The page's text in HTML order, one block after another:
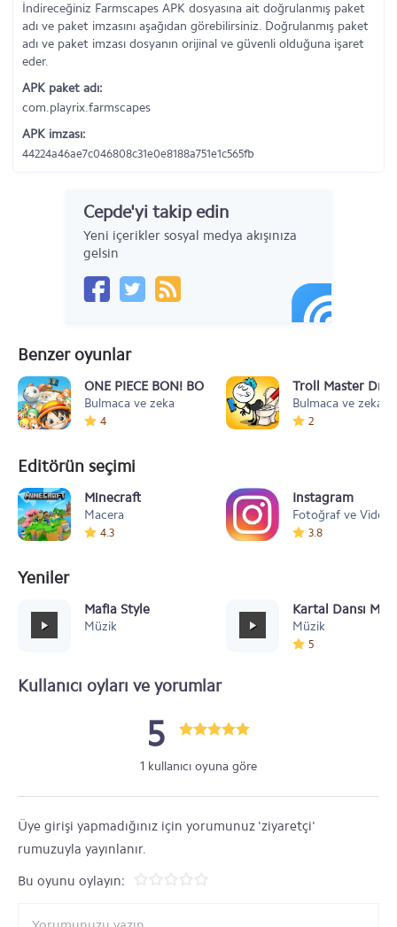
İndireceğiniz Farmscapes APK dosyasına ait doğrulanmış paket
adı ve paket imzasını aşağıdan görebilirsiniz. Doğrulanmış paket
adı ve paket imzası dosyanın orijinal ve güvenli olduğuna işaret
eder.
APK paket adı:
com.playrix.farmscapes
APK imzası:
44224a46ae7c046808c31e0e8188a751e1c565fb
Cepde'yi takip edin
Yeni içerikler sosyal medya akışınıza
gelsin
Benzer oyunlar
ONE PIECE BON! BON! JOURNEY!!
Bulmaca ve zeka
4
Troll Master
Bulmaca ve zeka
2
Editörün seçimi
Minecraft
Macera
4.3
Instagram
Fotoğraf ve Video
3.8
Yeniler
Mafia Style
Müzik
Kartal Dansı
Müzik
5
Kullanıcı oyları ve yorumlar
5
1 kullanıcı oyuna göre
Üye girişi yapmadığınız için yorumunuz 'ziyaretçi'
rumuzuyla yayınlanır.
Bu oyunu oylayın: